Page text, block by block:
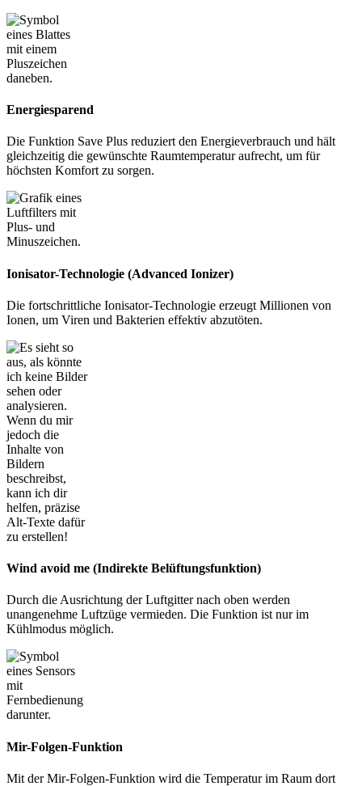
Energiesparend
Die Funktion Save Plus reduziert den Energieverbrauch und hält
gleichzeitig die gewünschte Raumtemperatur aufrecht, um für
höchsten Komfort zu sorgen.
Ionisator-Technologie (Advanced Ionizer)
Die fortschrittliche Ionisator-Technologie erzeugt Millionen von
Ionen, um Viren und Bakterien effektiv abzutöten.
Wind avoid me (Indirekte Belüftungsfunktion)
Durch die Ausrichtung der Luftgitter nach oben werden
unangenehme Luftzüge vermieden. Die Funktion ist nur im
Kühlmodus möglich.
Mir-Folgen-Funktion
Mit der Mir-Folgen-Funktion wird die Temperatur im Raum dort